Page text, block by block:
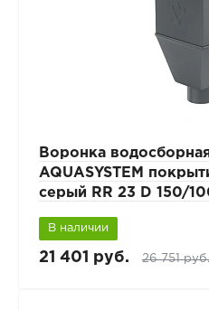
Воронка
AQUASYSTEM
серый RR 23 D 150/
В наличии
21 401 руб. 26 751 руб.